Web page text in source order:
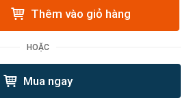
Thêm vào giỏ hàng
HOẶC
Mua ngay